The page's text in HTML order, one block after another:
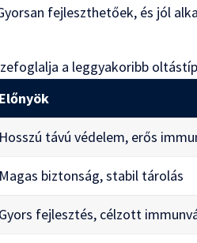
fejleszthetőek, és jól
a leggyakoribb
Előnyök
Hosszú távú védelem, erős
Magas biztonság, stabil tárolás
Gyors fejlesztés, célzott